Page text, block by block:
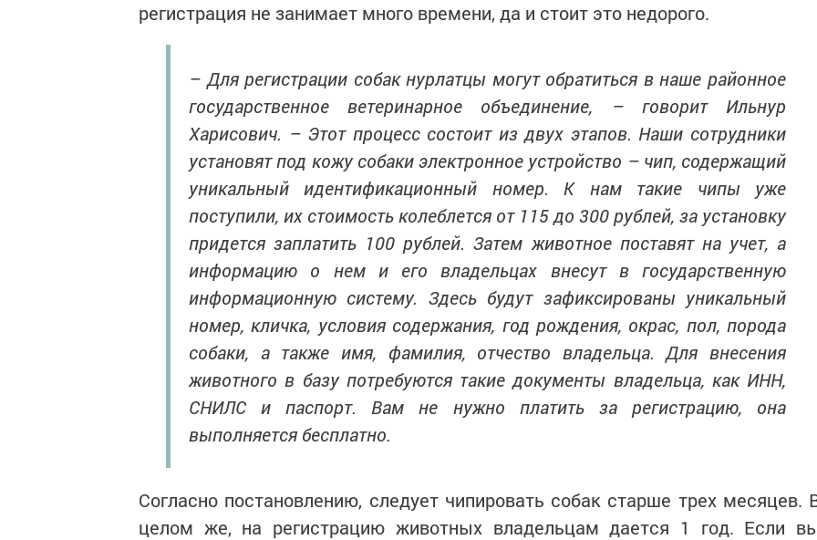
регистрация не занимает много времени, да и стоит это недорого.
– Для регистрации собак нурлатцы могут обратиться в наше районное
государственное ветеринарное объединение, – говорит Ильнур
Харисович. – Этот процесс состоит из двух этапов. Наши сотрудники
установят под кожу собаки электронное устройство – чип, содержащий
уникальный идентификационный номер. К нам такие чипы уже
поступили, их стоимость колеблется от 115 до 300 рублей, за установку
придется заплатить 100 рублей. Затем животное поставят на учет, а
информацию о нем и его владельцах внесут в государственную
информационную систему. Здесь будут зафиксированы уникальный
номер, кличка, условия содержания, год рождения, окрас, пол, порода
собаки, а также имя, фамилия, отчество владельца. Для внесения
животного в базу потребуются такие документы владельца, как ИНН,
СНИЛС и паспорт. Вам не нужно платить за регистрацию, она
выполняется бесплатно.
Согласно постановлению, следует чипировать собак старше трех месяцев.
целом же, на регистрацию животных владельцам дается 1 год. Если